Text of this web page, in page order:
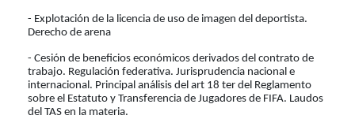
- Explotación de la licencia de uso de imagen del deportista.
Derecho de arena
- Cesión de beneficios económicos derivados del contrato de
trabajo. Regulación federativa. Jurisprudencia nacional e
internacional. Principal análisis del art 18 ter del Reglamento
sobre el Estatuto y Transferencia de Jugadores de FIFA. Laudos
del TAS en la materia.